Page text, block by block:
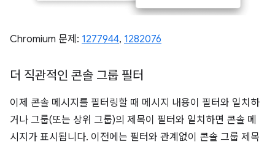
Chromium 문제: 1277944, 1282076
더 직관적인 콘솔 그룹 필터
이제 콘솔 메시지를 필터링할 때 메시지 내용이 필터와 일치하
거나 그룹(또는 상위 그룹)의 제목이 필터와 일치하면 콘솔 메
시지가 표시됩니다. 이전에는 필터와 관계없이 콘솔 그룹 제목